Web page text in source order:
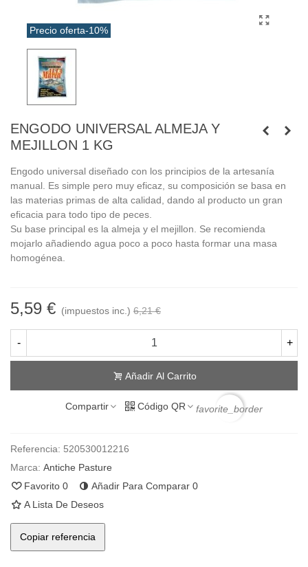
Precio oferta-10%
ENGODO UNIVERSAL ALMEJA Y
MEJILLON 1 KG
Engodo universal diseñado con los principios de la artesanía
manual. Es simple pero muy eficaz, su composición se basa en
las materias primas de alta calidad, dando al producto un gran
eficacia para todo tipo de peces.
Su base principal es la almeja y el mejillon. Se recomienda
mojarlo añadiendo agua poco a poco hasta formar una masa
homogénea.
5,59 € (impuestos inc.) 6,21 €
- +
Añadir Al Carrito
Compartir Código QR favorite_border
Referencia: 520530012216
Marca: Antiche Pasture
Favorito 0 Añadir Para Comparar 0
A Lista De Deseos
Copiar referencia